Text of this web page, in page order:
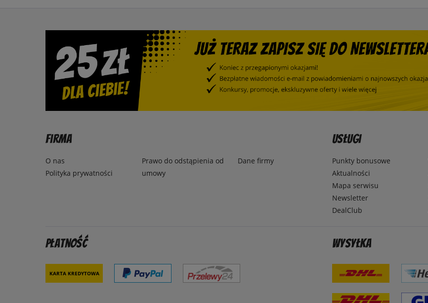
Firma
O nas
Polityka prywatności
Prawo do odstąpienia od
umowy
Dane firmy
Usługi
Punkty bonusowe
Aktualności
Mapa serwisu
Newsletter
DealClub
Płatność
Karta kredytowa
Wysyłka